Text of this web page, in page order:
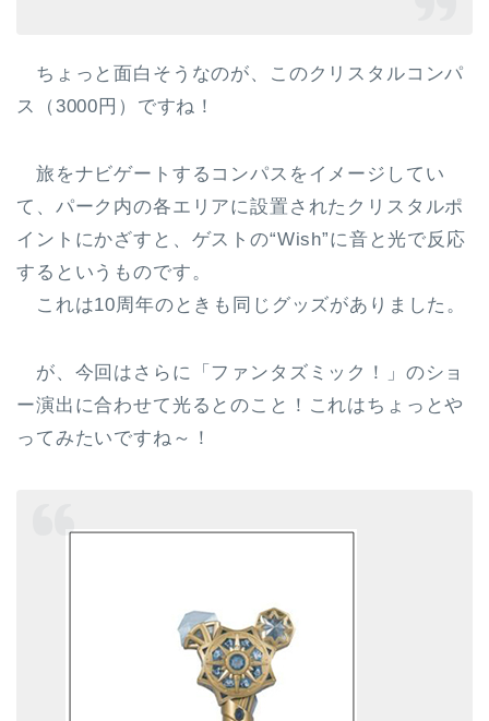
ちょっと面白そうなのが、このクリスタルコンパ
ス（3000円）ですね！
旅をナビゲートするコンパスをイメージしてい
て、パーク内の各エリアに設置されたクリスタルポ
イントにかざすと、ゲストの“Wish”に音と光で反応
するというものです。
これは10周年のときも同じグッズがありました。
が、今回はさらに 「ファンタズミック！」のショ
ー演出に合わせて光る とのこと！これはちょっとや
ってみたいですね～！